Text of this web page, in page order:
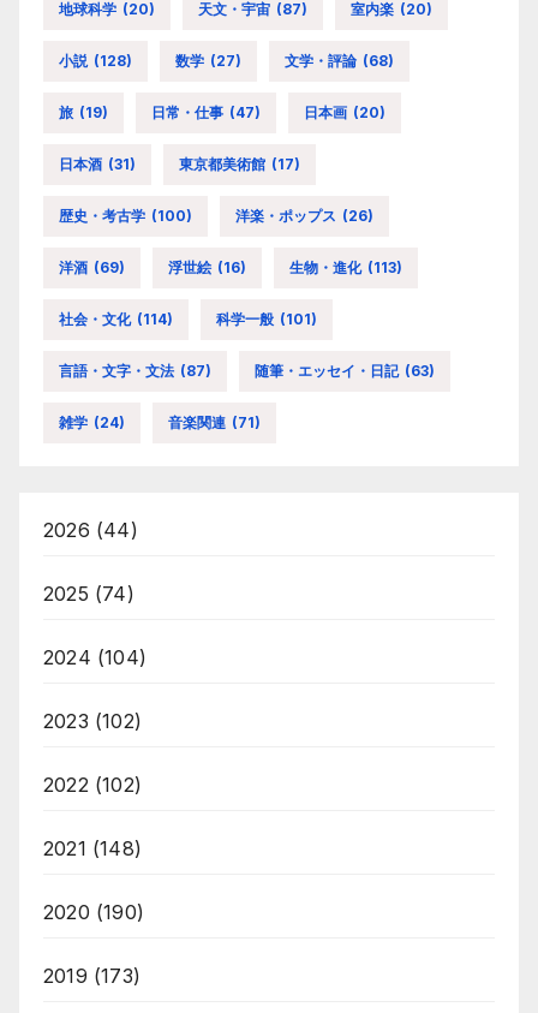
地球科学 (20) 天文・宇宙 (87) 室内楽 (20)
小説 (128) 数学 (27) 文学・評論 (68)
旅 (19) 日常・仕事 (47) 日本画 (20)
日本酒 (31) 東京都美術館 (17)
歴史・考古学 (100) 洋楽・ポップス (26)
洋酒 (69) 浮世絵 (16) 生物・進化 (113)
社会・文化 (114) 科学一般 (101)
言語・文字・文法 (87) 随筆・エッセイ・日記 (63)
雑学 (24) 音楽関連 (71)
2026 (44)
2025 (74)
2024 (104)
2023 (102)
2022 (102)
2021 (148)
2020 (190)
2019 (173)